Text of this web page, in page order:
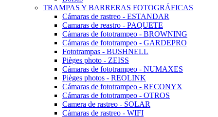
TRAMPAS Y BARRERAS FOTOGRÁFICAS
Cámaras de rastreo - ESTANDAR
Camaras de reastro - PAQUETE
Cámaras de fototrampeo - BROWNING
Cámaras de fototrampeo - GARDEPRO
Fototrampas - BUSHNELL
Pièges photo - ZEISS
Cámaras de fototrampeo - NUMAXES
Pièges photos - REOLINK
Cámaras de fototrampeo - RECONYX
Cámaras de fototrampeo - OTROS
Camera de rastreo - SOLAR
Cámaras de rastreo - WIFI